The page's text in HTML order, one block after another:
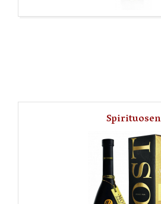
Spirituosen